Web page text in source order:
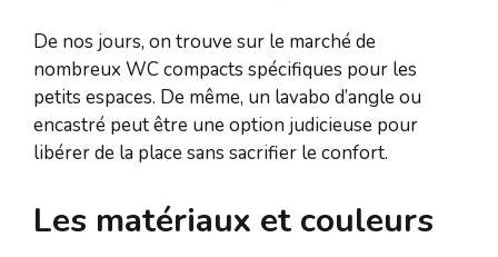
De nos jours, on trouve sur le marché de
nombreux WC compacts spécifiques pour les
petits espaces. De même, un lavabo d’angle ou
encastré peut être une option judicieuse pour
libérer de la place sans sacrifier le confort.
Les matériaux et couleurs